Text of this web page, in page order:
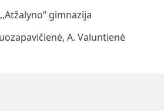
gimnazija
A. Valuntienė